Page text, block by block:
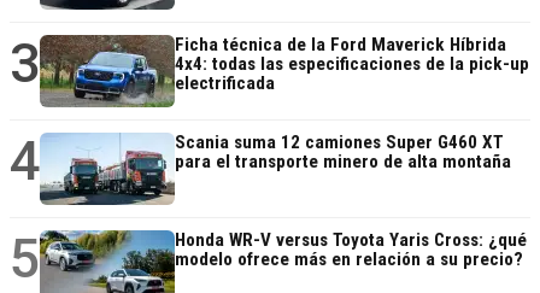
3
Ficha técnica de la Ford Maverick Híbrida
4x4: todas las especificaciones de la pick-up
electrificada
4
Scania suma 12 camiones Super G460 XT
para el transporte minero de alta montaña
5
Honda WR-V versus Toyota Yaris Cross: ¿qué
modelo ofrece más en relación a su precio?